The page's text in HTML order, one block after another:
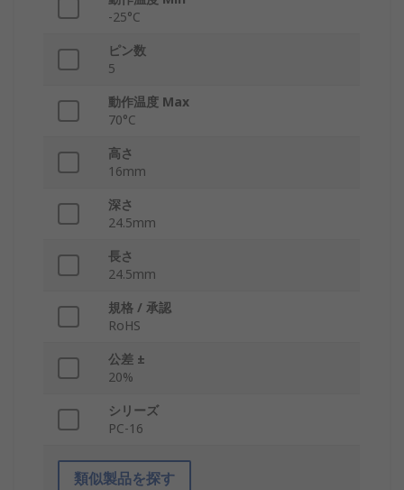
-25°C
ピン数
5
動作温度 Max
70°C
高さ
16mm
深さ
24.5mm
長さ
24.5mm
規格 / 承認
RoHS
公差 ±
20%
シリーズ
PC-16
類似製品を探す